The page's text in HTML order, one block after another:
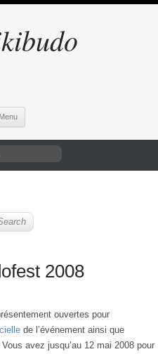
2008
ouvertes pour
de l’événement ainsi que
avez jusqu’au 12 mai 2008 pour